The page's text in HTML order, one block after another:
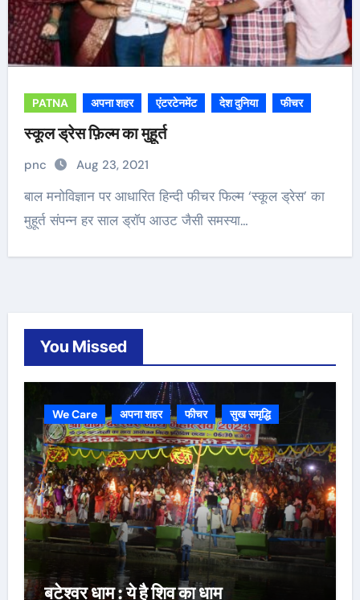
PATNA अपना शहर एंटरटेनमेंट देश दुनिया फीचर
स्कूल ड्रेस फ़िल्म का मुहूर्त
pnc Aug 23, 2021
बाल मनोविज्ञान पर आधारित हिन्दी फीचर फिल्म ‘स्कूल ड्रेस’ का
मुहूर्त संपन्न हर साल ड्रॉप आउट जैसी समस्या…
You Missed
We Care अपना शहर फीचर सुख समृद्धि
बटेश्वर धाम : ये है शिव का धाम